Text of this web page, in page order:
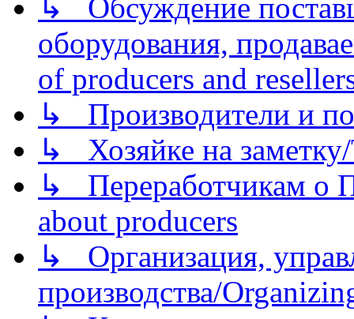
↳ Обсуждение
оборудования,
of producers and
↳ Производители и
↳ Хозяйке на
↳ Переработчикам о
about producers
↳ Организация,
производства/